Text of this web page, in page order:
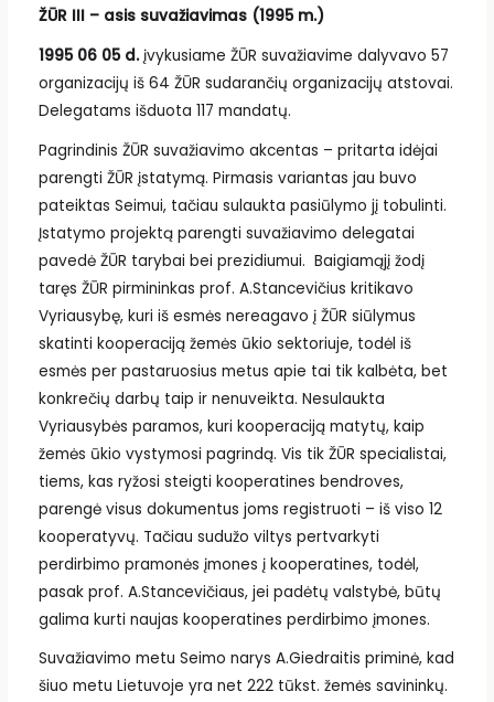
ŽŪR III – asis suvažiavimas (1995 m.)
1995 06 05 d.įvykusiame ŽŪR suvažiavime dalyvavo 57
organizacijų iš 64 ŽŪR sudarančių organizacijų atstovai.
Delegatams išduota 117 mandatų.
Pagrindinis ŽŪR suvažiavimo akcentas – pritarta idėjai
parengti ŽŪR įstatymą. Pirmasis variantas jau buvo
pateiktas Seimui, tačiau sulaukta pasiūlymo jį tobulinti.
Įstatymo projektą parengti suvažiavimo delegatai
pavedė ŽŪR tarybai bei prezidiumui. Baigiamąjį žodį
taręs ŽŪR pirmininkas prof. A.Stancevičius kritikavo
Vyriausybę, kuri iš esmės nereagavo į ŽŪR siūlymus
skatinti kooperaciją žemės ūkio sektoriuje, todėl iš
esmės per pastaruosius metus apie tai tik kalbėta, bet
konkrečių darbų taip ir nenuveikta. Nesulaukta
Vyriausybės paramos, kuri kooperaciją matytų, kaip
žemės ūkio vystymosi pagrindą. Vis tik ŽŪR specialistai,
tiems, kas ryžosi steigti kooperatines bendroves,
parengė visus dokumentus joms registruoti – iš viso 12
kooperatyvų. Tačiau sudužo viltys pertvarkyti
perdirbimo pramonės įmones į kooperatines, todėl,
pasak prof. A.Stancevičiaus, jei padėtų valstybė, būtų
galima kurti naujas kooperatines perdirbimo įmones.
Suvažiavimo metu Seimo narys A.Giedraitis priminė, kad
šiuo metu Lietuvoje yra net 222 tūkst. žemės savininkų.